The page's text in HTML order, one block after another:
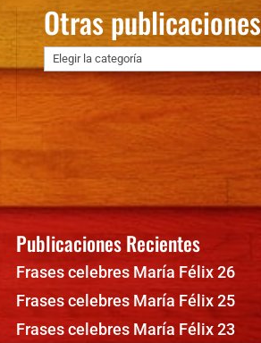
Otras publicaciones
Otras
publicaciones
Publicaciones Recientes
Frases celebres María Félix 26
Frases celebres María Félix 25
Frases celebres María Félix 23